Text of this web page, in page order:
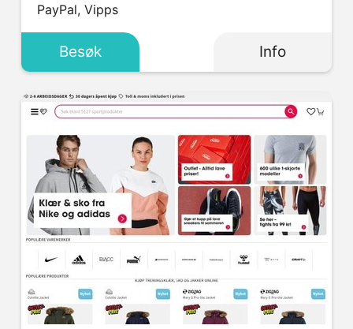
PayPal, Vipps
Besøk Info